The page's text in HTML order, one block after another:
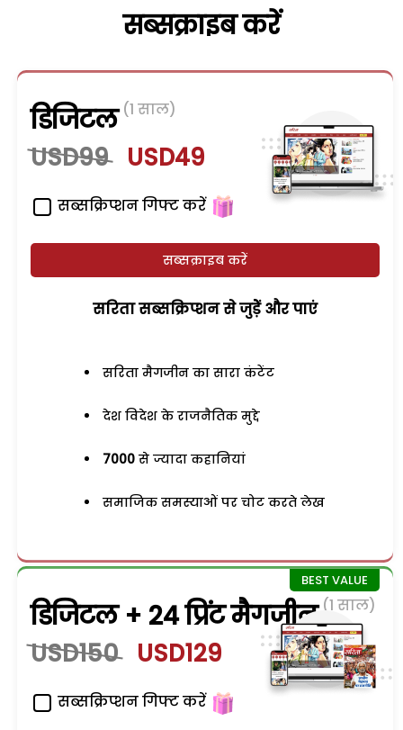
सब्सक्राइब करें
डिजिटल (1 साल)
USD99 USD49
सब्सक्रिप्शन गिफ्ट करें
सब्सक्राइब करें
सरिता सब्सक्रिप्शन से जुड़ेें और पाएं
सरिता मैगजीन का सारा कंटेंट
देश विदेश के राजनैतिक मुद्दे
7000 से ज्यादा कहानियां
समाजिक समस्याओं पर चोट करते लेख
डिजिटल + 24 प्रिंट मैगजीन (1 साल)
USD150 USD129
सब्सक्रिप्शन गिफ्ट करें